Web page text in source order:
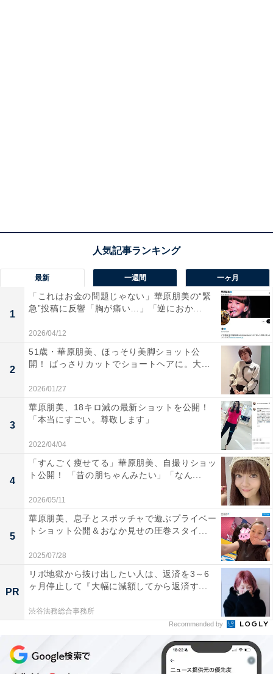
最新 一週間 一ヶ月
1
「これはお金の問題じゃない」華原朋美の“緊
急”投稿に反響「胸が痛い…」「逆におか...
2026/04/12
2
51歳・華原朋美、ほっそり美脚ショット公
開！ ばっさりカットでショートヘアに。大...
2026/01/27
3
華原朋美、18キロ減の最新ショットを公開！
「本当にすごい。尊敬します」
2022/04/04
4
「すんごく痩せてる」華原朋美、自撮りショッ
ト公開！ 「昔の朋ちゃんみたい」「なん...
2026/05/11
5
華原朋美、息子とスポッチャで遊ぶプライベー
トショット公開＆おなか見せの圧巻スタイ...
2025/07/28
PR
リボ地獄から抜け出したい人は、返済を3～6
ヶ月停止して『大幅に減額してから返済す...
渋谷法務総合事務所
Recommended by